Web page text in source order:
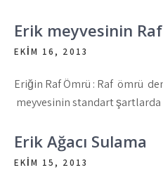
Erik meyvesinin
EKIM 16, 2013
Eriğin Raf Ömrü : Raf ömrü
meyvesinin standart
Erik Ağacı Sulama
EKIM 15, 2013